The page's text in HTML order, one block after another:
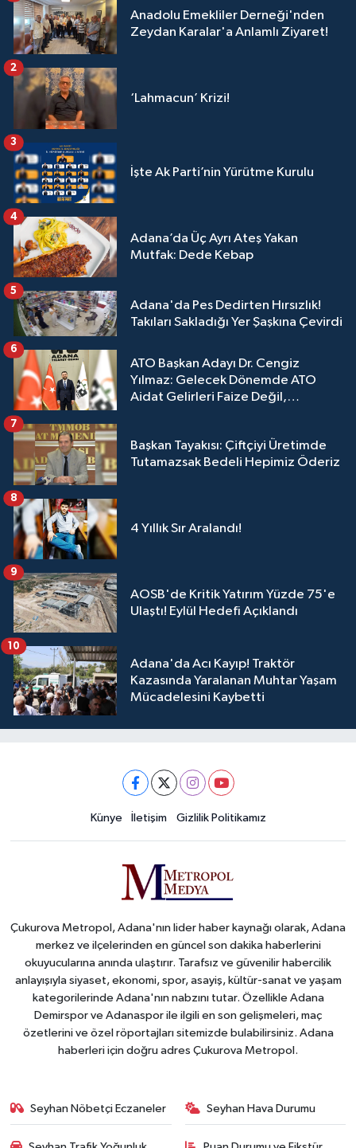
Anadolu Emekliler Derneği'nden
Zeydan Karalar'a Anlamlı Ziyaret!
‘Lahmacun’ Krizi!
2
İşte Ak Parti’nin Yürütme Kurulu
3
Adana’da Üç Ayrı Ateş Yakan
Mutfak: Dede Kebap
4
Adana'da Pes Dedirten Hırsızlık!
Takıları Sakladığı Yer Şaşkına Çevirdi
5
ATO Başkan Adayı Dr. Cengiz
Yılmaz: Gelecek Dönemde ATO
Aidat Gelirleri Faize Değil,
6
Başkan Tayakısı: Çiftçiyi Üretimde
Tutamazsak Bedeli Hepimiz Öderiz
7
4 Yıllık Sır Aralandı!
8
AOSB'de Kritik Yatırım Yüzde 75'e
Ulaştı! Eylül Hedefi Açıklandı
9
Adana'da Acı Kayıp! Traktör
Kazasında Yaralanan Muhtar Yaşam
Mücadelesini Kaybetti
10
Künye İletişim Gizlilik Politikamız
Çukurova Metropol, Adana'nın lider haber kaynağı olarak, Adana
merkez ve ilçelerinden en güncel son dakika haberlerini
okuyucularına anında ulaştırır. Tarafsız ve güvenilir habercilik
anlayışıyla siyaset, ekonomi, spor, asayiş, kültür-sanat ve yaşam
kategorilerinde Adana'nın nabzını tutar. Özellikle Adana
Demirspor ve Adanaspor ile ilgili en son gelişmeleri, maç
özetlerini ve özel röportajları sitemizde bulabilirsiniz. Adana
haberleri için doğru adres Çukurova Metropol.
Seyhan Nöbetçi Eczaneler Seyhan Hava Durumu